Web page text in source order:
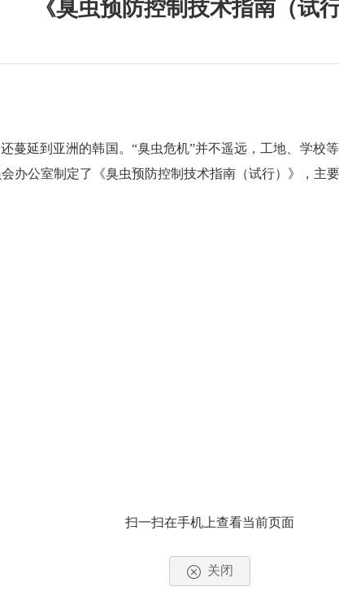
《臭虫预防控制技术指南（试行
蔓延到亚洲的韩国。“臭虫危机”并不遥远，工地、学校
办公室制定了《臭虫预防控制技术指南（试行）》，主
扫一扫在手机上查看当前页面
关闭